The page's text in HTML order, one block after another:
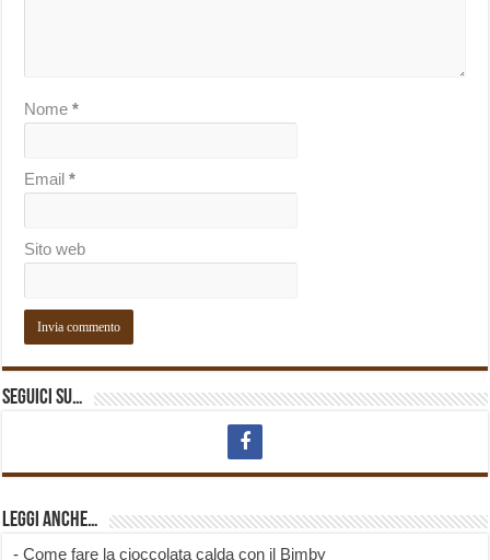
Nome*
Email*
Sito web
Seguici su…
Leggi anche…
-Come fare la cioccolata calda con il Bimby